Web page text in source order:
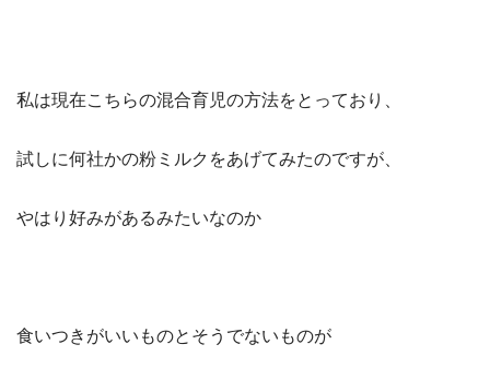
私は現在こちらの混合育児の方法をとっており、
試しに何社かの粉ミルクをあげてみたのですが、
やはり好みがあるみたいなのか
食いつきがいいものとそうでないものが